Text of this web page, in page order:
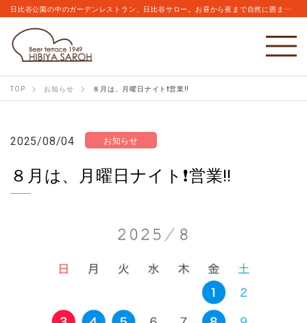
日比谷公園の中のガーデンレストラン、日比谷サロー。お昼から夜まで自然に囲まれながらこだわりのビールとお食事をお楽しみください。
TOP お知らせ ８月は、月曜日ナイト❗️営業‼️
2025/08/04 お知らせ
８月は、月曜日ナイト❗️営業‼️